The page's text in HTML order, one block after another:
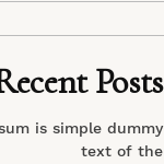
Posts
is simple dummy
text of the